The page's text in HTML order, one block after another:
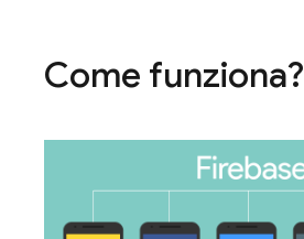
Come funziona?